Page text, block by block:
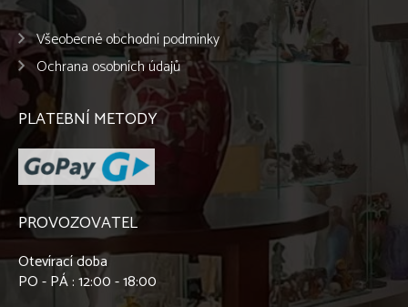
Všeobecné obchodní podmínky
Ochrana osobních údajů
PLATEBNÍ METODY
PROVOZOVATEL
Otevírací doba
PO - PÁ : 12:00 - 18:00